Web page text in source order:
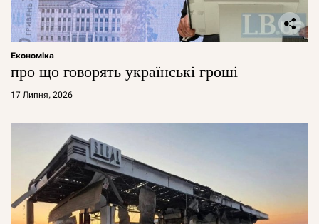
Економіка
про що говорять українські гроші
17 Липня, 2026